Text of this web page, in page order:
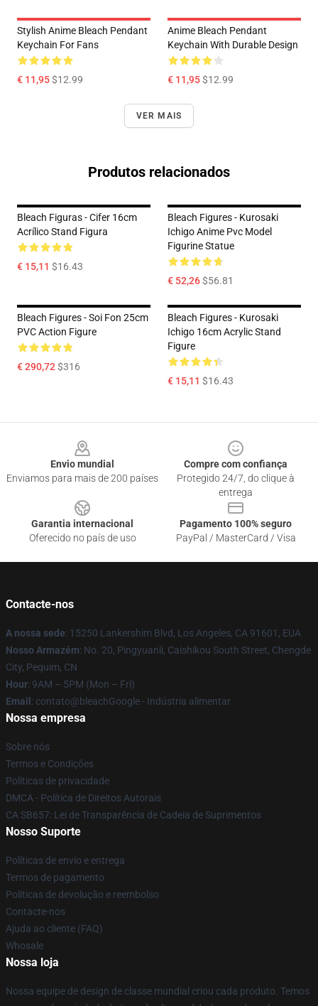
Stylish Anime Bleach Pendant
Keychain For Fans
€ 11,95$12.99
Anime Bleach Pendant
Keychain With Durable Design
€ 11,95$12.99
VER MAIS
Produtos relacionados
Bleach Figuras - Cifer 16cm
Acrílico Stand Figura
€ 15,11 $16.43
Bleach Figures - Kurosaki
Ichigo Anime Pvc Model
Figurine Statue
€ 52,26$56.81
Bleach Figures - Soi Fon 25cm
PVC Action Figure
€ 290,72$316
Bleach Figures - Kurosaki
Ichigo 16cm Acrylic Stand
Figure
€ 15,11 $16.43
Envio mundial
Enviamos para mais de 200 países
Compre com confiança
Protegido 24/7, do clique à
entrega
Garantia internacional
Oferecido no país de uso
Pagamento 100% seguro
PayPal / MasterCard / Visa
Contacte-nos
A nossa sede: 15250 Lankershim Blvd, Los Angeles, CA 91601, EUA
Nosso Armazém: No. 20, Pingyuanli, Caishikou South Street, Chengde
City, Pequim, CN
Hour: 9AM – 5PM (Mon – Fri)
Email : contato@bleachGoogle - Indústria alimentar
Nossa empresa
Sobre nós
Termos e Condições
Políticas de privacidade
DMCA - Política de Direitos Autorais
CA SB657: Lei de Transparência de Cadeia de Suprimentos
Nosso Suporte
Políticas de envio e entrega
Termos de pagamento
Políticas de devolução e reembolso
Contacte-nos
Ajuda ao cliente (FAQ)
Whosale
Nossa loja
Nossa equipe de design de classe mundial criou cada produto. Temos